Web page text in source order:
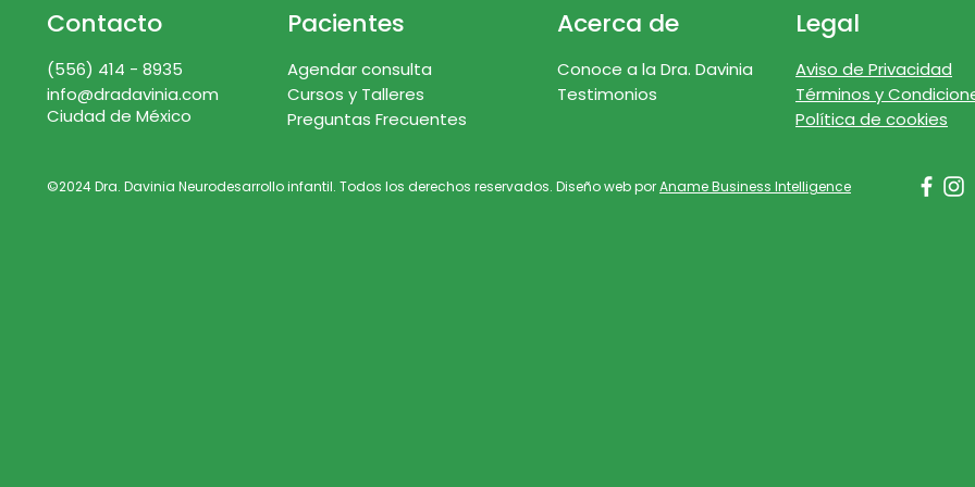
Contacto Pacientes Acerca de Legal
(556) 414 - 8935
Agendar consulta
Cursos y Talleres
Preguntas Frecuentes
Conoce a la Dra. Davinia
Testimonios
Aviso de Privacidad
Términos y
Política de cookies
info@dradavinia.com
Ciudad de México
©2024 Dra. Davinia Neurodesarrollo infantil. Todos los derechos reservados. Diseño web porAname Business Intelligence